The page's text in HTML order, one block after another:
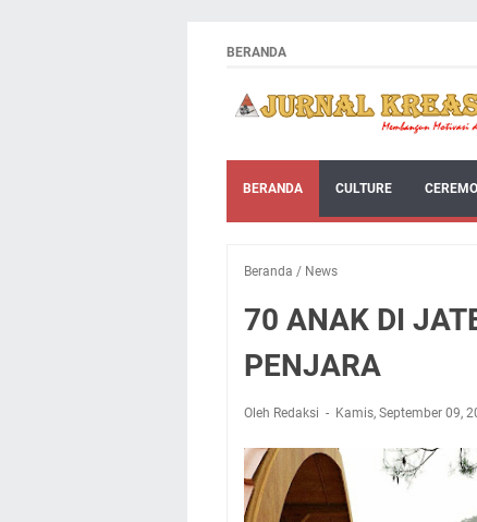
BERANDA
BERANDA CULTURE
Beranda / News
70 ANAK DI
PENJARA
Oleh Redaksi Kamis, September 09,